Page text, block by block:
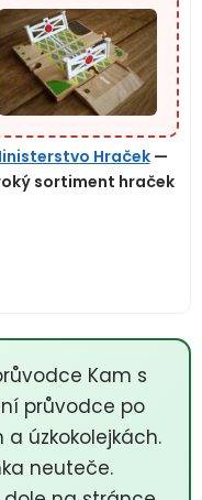
Hraček—
sortiment hraček
Kam s
průvodce po
úzkokolejkách.
neuteče.